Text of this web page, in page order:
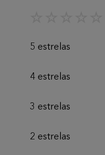
5 estrelas
4 estrelas
3 estrelas
2 estrelas